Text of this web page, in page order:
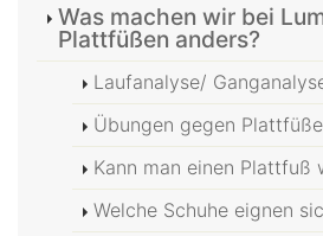
Was machen wir bei
Plattfüßen anders?
Laufanalyse/
Übungen gegen Plattfüße
Kann man einen Plattfuß
Welche Schuhe eignen